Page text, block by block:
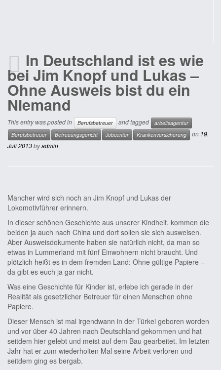
In Deutschland ist es wie
bei Jim Knopf und Lukas –
Ohne Ausweis bist du ein
Niemand
This entry was posted in Berufsbetreuer and tagged
arbeitsagentur
Berufsbetreuer
Betreuungsgericht Jobcenter Krankenversicherung on 19.
Juli 2013byadmin
Mancher wird sich noch an Jim Knopf und Lukas der
Lokomotivführer erinnern.
In dieser schönen Geschichte aus unserer Kindheit, kommen die
beiden ja auch nach China und dort sollen sie sich ausweisen.
Aber Ausweisdokumente haben sie natürlich nicht, da man so
etwas in Lummerland mit fünf Einwohnern nicht braucht. Und
plötzlich heißt es in dem fremden Land: Ohne gültige Papiere –
da gibt es euch ja gar nicht.
Was eine Geschichte für Kinder ist, erlebe ich gerade in der
Realität als gesetzlicher Betreuer für einen Menschen ohne
Papiere.
Dieser Mensch ist mal irgendwann in der Türkei geboren worden
und vor über 40 Jahren nach Deutschland gekommen und hat
seitdem hier gelebt und meist auf dem Bau gearbeitet. Im letzten
Jahr hat er zum wiederholten Mal seine Arbeit verloren und
seitdem ging es bergab.